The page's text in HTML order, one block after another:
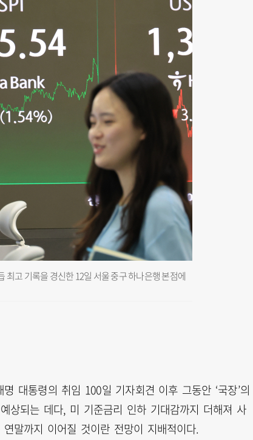
고 기록을 경신한 12일 서울 중구 하나은행 본점에
대통령의 취임 100일 기자회견 이후 그동안 ‘국장’의
상되는 데다, 미 기준금리 인하 기대감까지 더해져 사
말까지 이어질 것이란 전망이 지배적이다.